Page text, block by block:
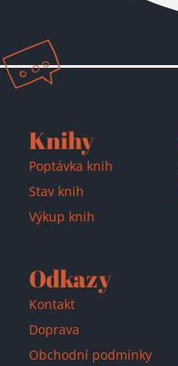
Knihy
Poptávka knih
Stav knih
Výkup knih
Odkazy
Kontakt
Doprava
Obchodní podmínky